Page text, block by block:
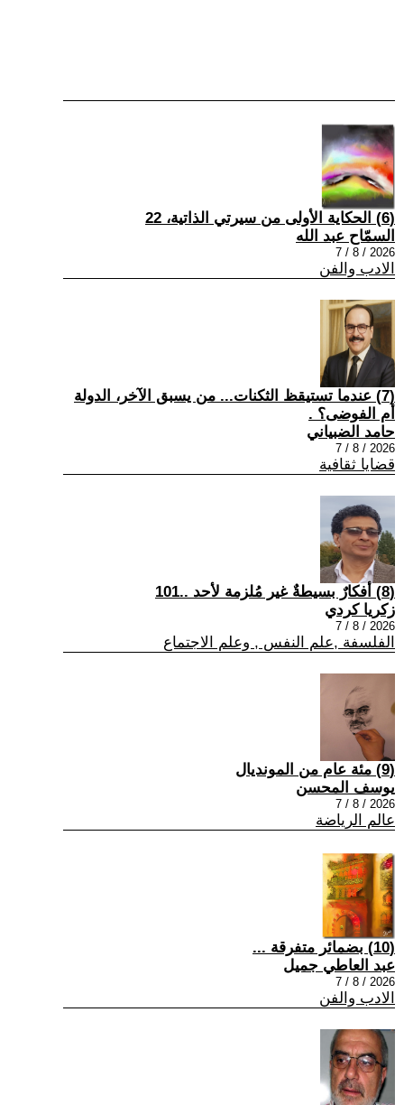
(6) الحكاية الأولى من سيرتي الذاتية، 22
السمّاح عبد الله
2026 / 8 / 7
الادب والفن
(7) عندما تستيقظ الثكنات... من يسبق الآخر، الدولة
أم الفوضى؟ .
حامد الضبياني
2026 / 8 / 7
قضايا ثقافية
(8) أفكارٌ بسيطةٌ غير مُلزمة لأحد ..101
زكريا كردي
2026 / 8 / 7
الفلسفة ,علم النفس , وعلم الاجتماع
(9) مئة عام من المونديال
يوسف المحسن
2026 / 8 / 7
عالم الرياضة
(10) بضمائر متفرقة ...
عبد العاطي جميل
2026 / 8 / 7
الادب والفن